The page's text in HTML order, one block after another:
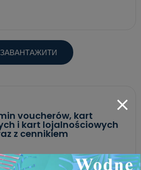
ЗАВАНТАЖИТИ
voucherów, kart
i kart lojalnościowych
z cennikiem